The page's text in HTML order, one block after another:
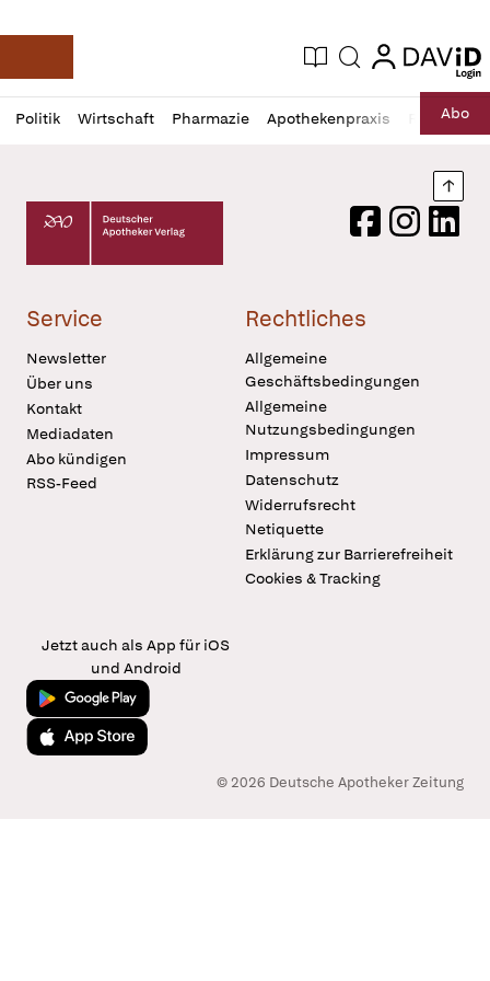
Deutsche Apotheker Zeitung
Aktuelle Ausgabe
Suche login
login
Politik Wirtschaft Pharmazie Apothekenpraxis RechtAbo
Profil
öffnen
Daz
Pur
Deutscher Apotheker Verlag Logo
FacebookInstagram
Service
Newsletter
Über uns
Kontakt
Mediadaten
Abo kündigen
RSS-Feed
Rechtliches
Allgemeine
Geschäftsbedingungen
Allgemeine
Nutzungsbedingungen
Impressum
Datenschutz
Widerrufsrecht
Netiquette
Erklärung zur Barrierefreiheit
Cookies & Tracking
Jetzt auch als App für iOS
und Android
Jetzt bei Google Play
Laden im App Store
© 2026 Deutsche Apotheker Zeitung